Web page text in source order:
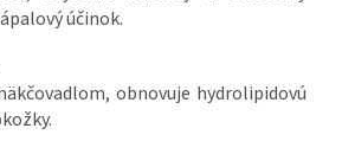
účinok.
obnovuje hydrolipidovú